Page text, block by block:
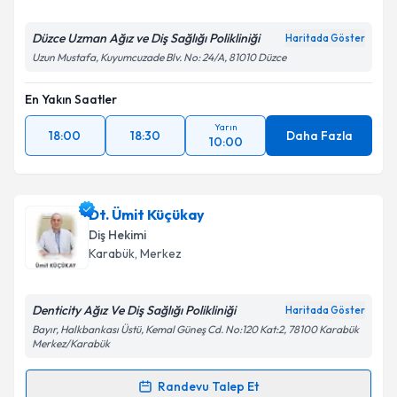
Kişisel verilerimin işlenmesine ilişkin
Metni'ni okudum ve kişisel verilerimin belirtilen
kapsamda işlenmesini kabul ediyorum.
Düzce Uzman Ağız ve Diş Sağlığı Polikliniği Haritada Göster
Uzun Mustafa, Kuyumcuzade Blv. No: 24/A, 81010 Düzce
En Yakın Saatler
18:00 18:30
Yarın
10:00 Daha Fazla
Dt. Ümit Küçükay
Diş Hekimi
Karabük, Merkez
Denticity Ağız Ve Diş Sağlığı Polikliniği Haritada Göster
Bayır, Halkbankası Üstü, Kemal Güneş Cd. No:120 Kat:2, 78100 Karabük
Merkez/Karabük
Randevu Talep Et